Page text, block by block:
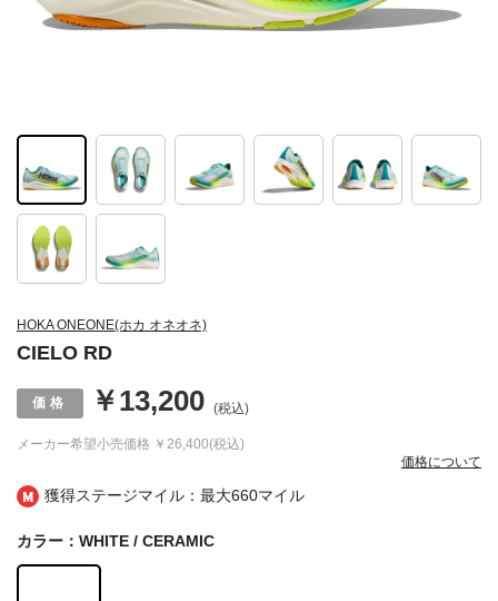
獲得ステージマイル：最大660マイル
HOKA ONEONE(ホカ オネオネ)
CIELO RD
メーカー希望小売価格 ￥26,400(税込)
￥13,200 (税込)
価格について
カラー：WHITE / CERAMIC